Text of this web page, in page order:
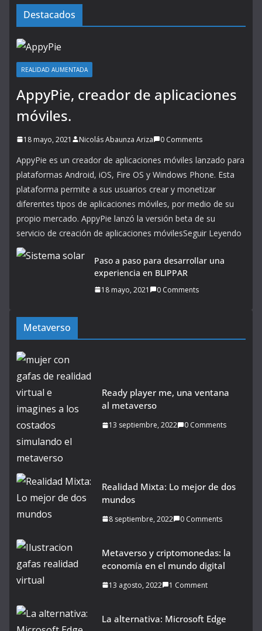
Destacados
REALIDAD AUMENTADA
AppyPie, creador de aplicaciones
móviles.
18 mayo, 2021 Nicolás Abaunza Ariza 0 Comments
AppyPie es un creador de aplicaciones móviles lanzado para
plataformas Android, iOS, Fire OS y Windows Phone. Esta
plataforma permite a sus usuarios crear y monetizar
diferentes tipos de aplicaciones móviles, por medio de su
propio mercado. AppyPie lanzó la versión beta de su
servicio de creación de aplicaciones móvilesSeguir Leyendo
Paso a paso para desarrollar una
experiencia en BLIPPAR
18 mayo, 2021 0 Comments
Metaverso
Ready player me, una ventana
al metaverso
13 septiembre, 2022 0 Comments
Realidad Mixta: Lo mejor de dos
mundos
8 septiembre, 2022 0 Comments
Metaverso y criptomonedas: la
economía en el mundo digital
13 agosto, 2022 1 Comment
La alternativa: Microsoft Edge